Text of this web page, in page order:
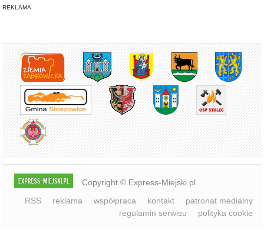
REKLAMA
Copyright © Express-Miejski.pl
RSS
reklama współpraca kontakt
patronat medialny
regulamin serwisu
polityka cookie